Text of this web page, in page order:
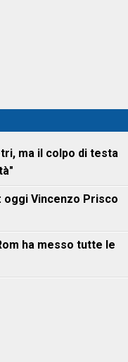
ma il colpo di testa
oggi Vincenzo Prisco
ha messo tutte le